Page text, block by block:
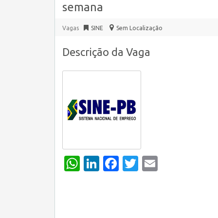
semana
Vagas SINE Sem Localização
Descrição da Vaga
WhatsApp
LinkedIn
Facebook
Twitter